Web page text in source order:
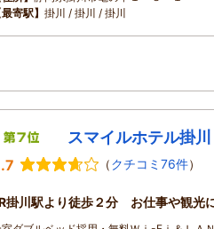
寄駅】 掛川 / 掛川 / 掛川
スマイルホテル掛川
（クチコミ76件）
掛川駅より徒歩２分 お仕事や観光